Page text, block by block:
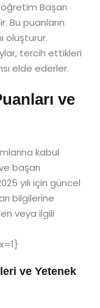
Başarı
Bu puanların
oluşturur.
tercih ettikleri
elde ederler.
ve
kabul
başarı
yılı için güncel
bilgilerine
veya ilgili
ve Yetenek